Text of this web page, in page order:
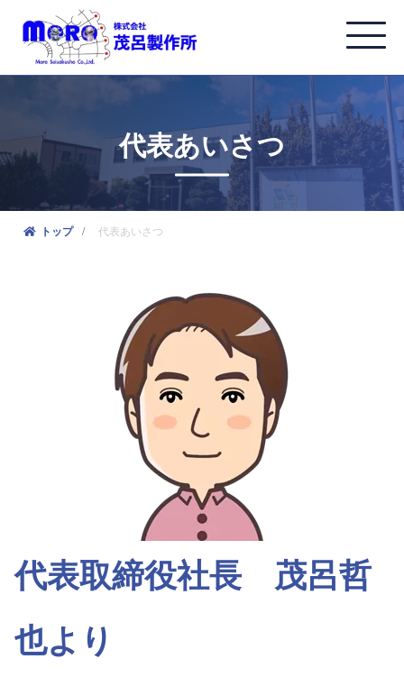
代表あいさつ
トップ 代表あいさつ
代表取締役社長 茂呂哲
也より